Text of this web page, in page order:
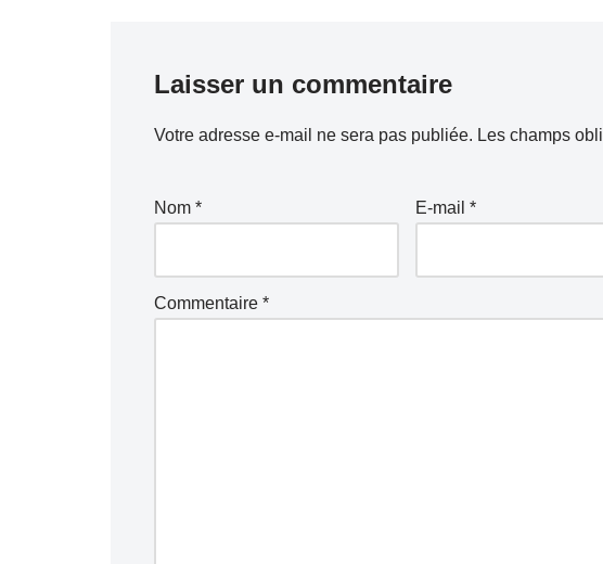
Laisser un commentaire
Votre adresse e-mail ne sera pas publiée. Les champs
Nom * E-mail*
Commentaire *